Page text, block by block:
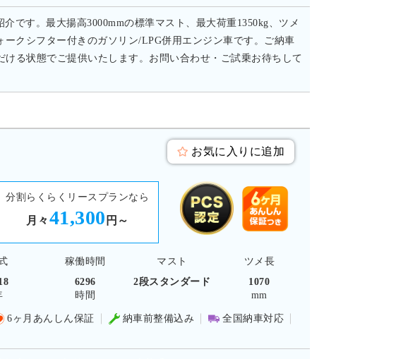
です。最大揚高3000mmの標準マスト、最大荷重1350kg、ツメ
クシフター付きのガソリン/LPG併用エンジン車です。ご納車
る状態でご提供いたします。お問い合わせ・ご試乗お待ちして
お気に入りに追加
分割らくらくリースプランなら
月々41,300 円～
稼働時間 マスト
ツメ長
6296
時間
2段スタンダード
1070
mm
6ヶ月あんしん保証 納車前整備込み
全国納車対応